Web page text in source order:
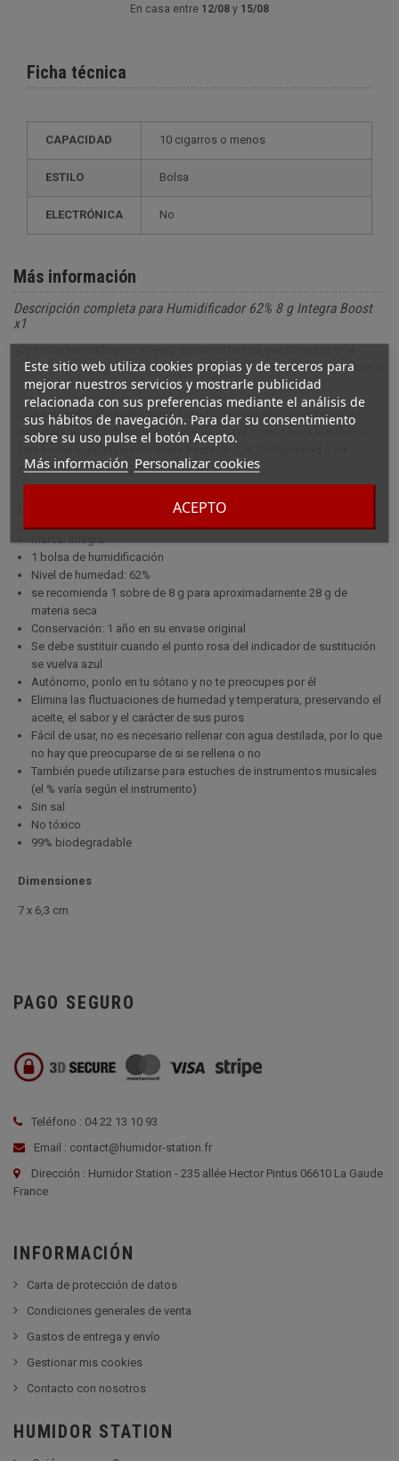
Este sitio web utiliza cookies propias y de terceros para
mejorar nuestros servicios y mostrarle publicidad
relacionada con sus preferencias mediante el análisis de
sus hábitos de navegación. Para dar su consentimiento
sobre su uso pulse el botón Acepto.
Más información Personalizar cookies
ACEPTO
En casa entre 12/08 y 15/08
Ficha técnica
CAPACIDAD 10 cigarros o menos
ESTILO bolsa
ELECTRÓNICA no
Más información
Descripción completa para Humidificador 62% 8 g Integra Boost
x1
cantidad de agua desmineralizada, ya que él mismo se encarga de ello.
Con este humidificador Integra Boost no es necesario controlar la
cantidad de agua desmineralizada, ya que él mismo hace el trabajo.
Esta bolsa humidificadora libera hasta un 62% de humedad para
aproximadamente 28g de materia seca.
Marca: Integra
1 bolsa de humidificación
Nivel de humedad: 62%
se recomienda 1 sobre de 8 g para aproximadamente 28 g de
materia seca
Conservación: 1 año en su envase original
Se debe sustituir cuando el punto rosa del indicador de sustitución
se vuelva azul
Autónomo, ponlo en tu sótano y no te preocupes por él
Elimina las fluctuaciones de humedad y temperatura, preservando el
aceite, el sabor y el carácter de sus puros
Fácil de usar, no es necesario rellenar con agua destilada, por lo que
no hay que preocuparse de si se rellena o no
También puede utilizarse para estuches de instrumentos musicales
(el % varía según el instrumento)
Sin sal
No tóxico
99% biodegradable
Dimensiones
7 x 6,3 cm
PAGO SEGURO
Teléfono : 04 22 13 10 93
Email : contact@humidor-station.fr
Dirección : Humidor Station - 235 allée Hector Pintus 06610 La Gaude
France
INFORMACIÓN
Carta de protección de datos
Condiciones generales de venta
Gastos de entrega y envío
Gestionar mis cookies
Contacto con nosotros
HUMIDOR STATION